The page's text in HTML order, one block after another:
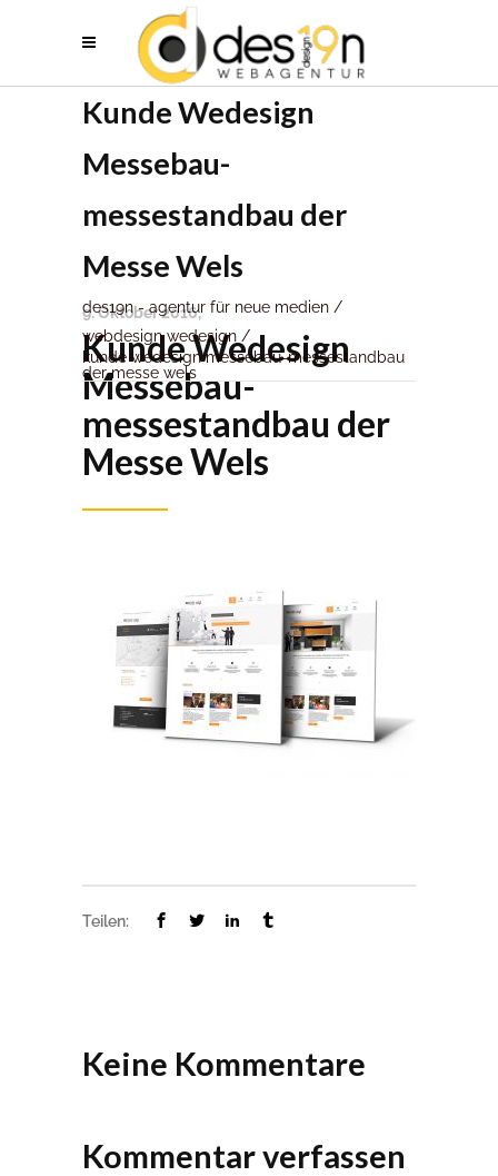
Kunde Wedesign
Messebau-
messestandbau der
Messe Wels
des19n - agentur für neue medien /
webdesign wedesign /
kunde wedesign messebau-messestandbau
der messe wels
9. Oktober 2016
Kunde Wedesign
Messebau-
messestandbau der
Messe Wels
Teilen:
Keine Kommentare
Kommentar verfassen